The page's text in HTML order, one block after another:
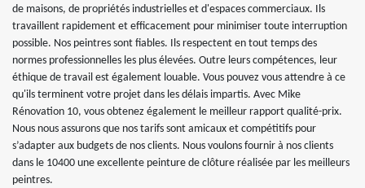
de maisons, de propriétés industrielles et d'espaces commerciaux. Ils
travaillent rapidement et efficacement pour minimiser toute interruption
possible. Nos peintres sont fiables. Ils respectent en tout temps des
normes professionnelles les plus élevées. Outre leurs compétences, leur
éthique de travail est également louable. Vous pouvez vous attendre à ce
qu'ils terminent votre projet dans les délais impartis. Avec Mike
Rénovation 10, vous obtenez également le meilleur rapport qualité-prix.
Nous nous assurons que nos tarifs sont amicaux et compétitifs pour
s’adapter aux budgets de nos clients. Nous voulons fournir à nos clients
dans le 10400 une excellente peinture de clôture réalisée par les meilleurs
peintres.